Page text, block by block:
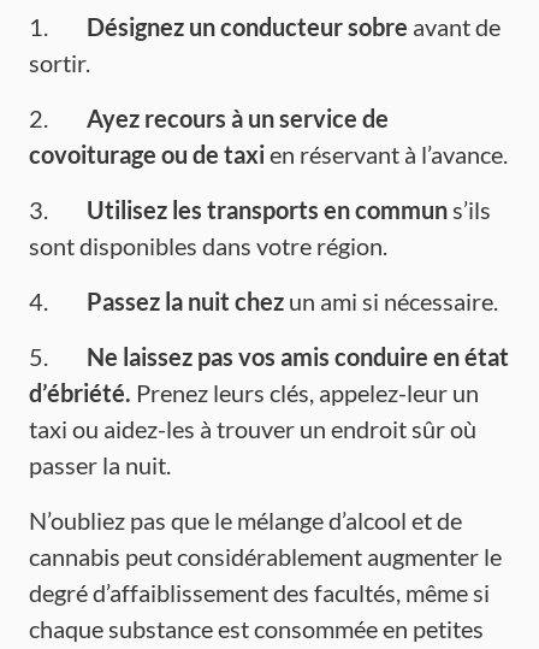
1. Désignez un conducteur sobre avant de
sortir.
2. Ayez recours à un service de
covoiturage ou de taxien réservant à l’avance.
3. Utilisez les transports en communs’ils
sont disponibles dans votre région.
4. Passez la nuit chez un ami si nécessaire.
5. Ne laissez pas vos amis conduire en état
d’ébriété. Prenez leurs clés, appelez-leur un
taxi ou aidez-les à trouver un endroit sûr où
passer la nuit.
N’oubliez pas que le mélange d’alcool et de
cannabis peut considérablement augmenter le
degré d’affaiblissement des facultés, même si
chaque substance est consommée en petites